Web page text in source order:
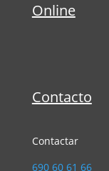
Online
Contacto
Contactar
690 60 61 66